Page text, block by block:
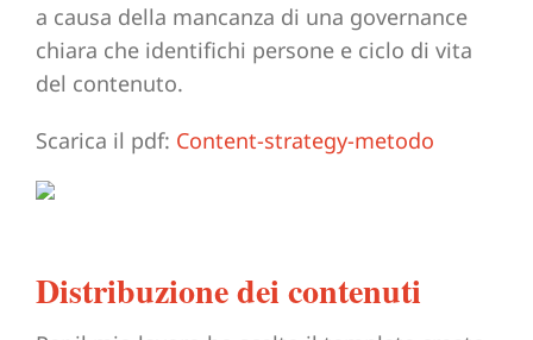
a causa della mancanza di una governance
chiara che identifichi persone e ciclo di vita
del contenuto.
Scarica il pdf: Content-strategy-metodo
Distribuzione dei contenuti